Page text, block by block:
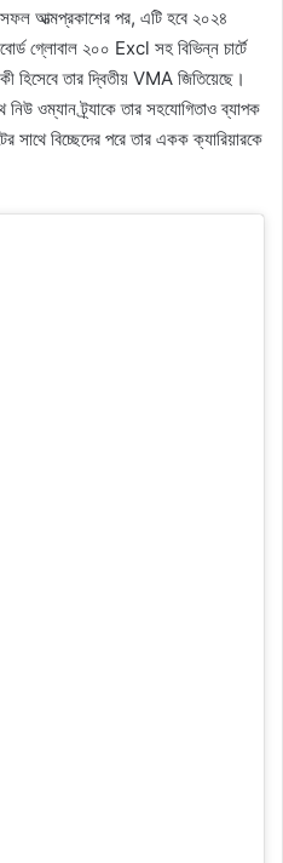
আত্মপ্রকাশের পর, এটি হবে ২০২৪
গ্লোবাল ২০০ Excl সহ বিভিন্ন চার্টে
তার দ্বিতীয় VMA জিতিয়েছে।
নিউ ওম্যান ট্র্যাকে তার সহযোগিতাও ব্যাপক
সাথে বিচ্ছেদের পরে তার একক ক্যারিয়ারকে